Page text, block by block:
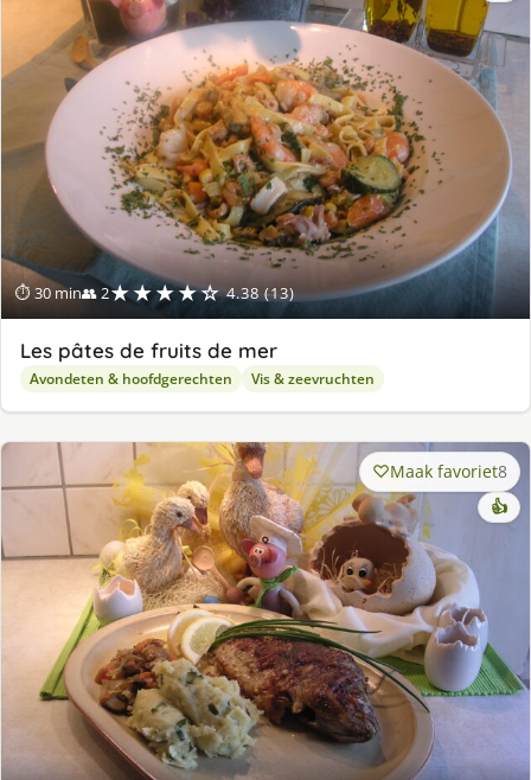
⏱ 30 min👥 2★★★★☆ 4.38 (13)
Les pâtes de fruits de mer
Avondeten & hoofdgerechten Vis & zeevruchten
Maak favoriet8
👍